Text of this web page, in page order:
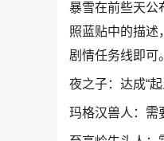
暴雪在前些天公
照蓝贴中的描述
剧情任务线即可。
夜之子：达成“
玛格汉兽人：需